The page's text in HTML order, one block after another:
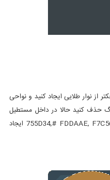
از نوار طلایی ایجاد کنید و نواحی
حذف کنید حالا در داخل مستطیل
دوایر طلایی با تن رنگ های #755D34,# FDDAAE, F7C568# ایجاد